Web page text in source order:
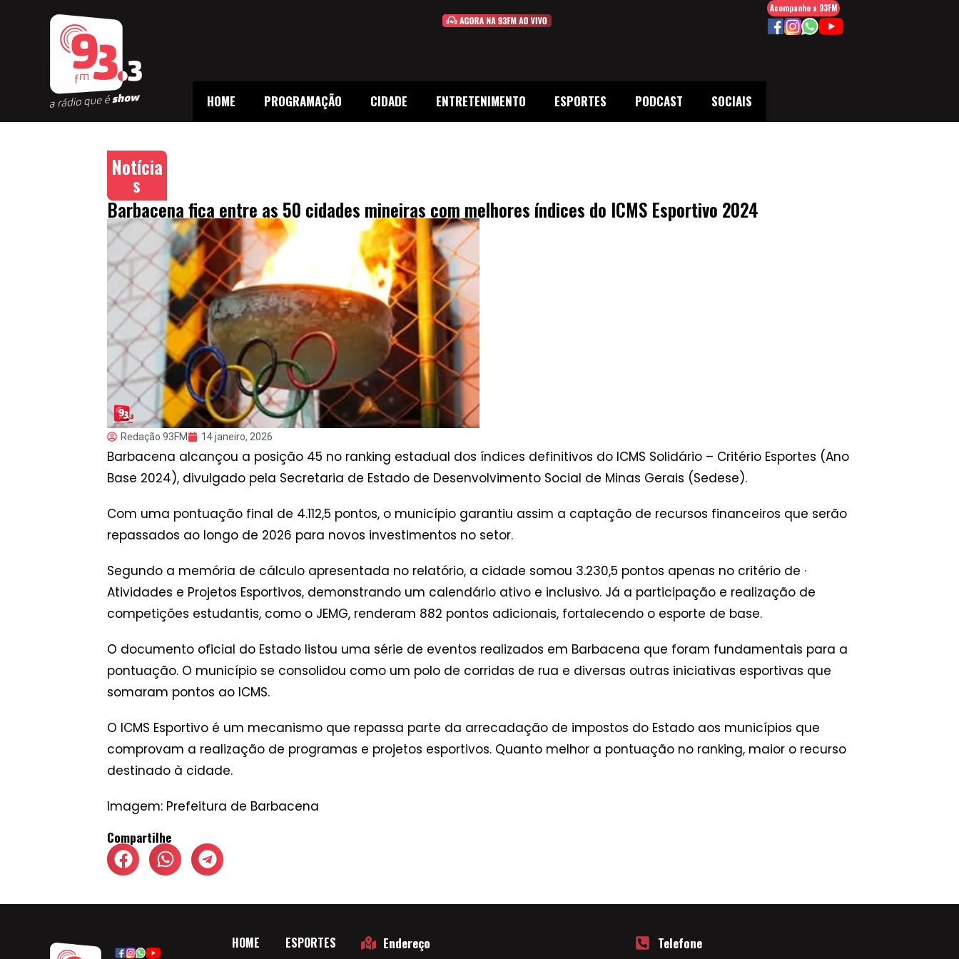
HOME PROGRAMAÇÃO CIDADE ENTRETENIMENTO ESPORTES PODCAST SOCIAIS
Acompanhe a 93FM
Notícia
s
Barbacena fica entre as 50 cidades mineiras com melhores índices do ICMS Esportivo 2024
Redação 93FM 14 janeiro, 2026
Barbacena alcançou a posição 45 no ranking estadual dos índices definitivos do ICMS Solidário – Critério Esportes (Ano
Base 2024), divulgado pela Secretaria de Estado de Desenvolvimento Social de Minas Gerais (Sedese).
Com uma pontuação final de 4.112,5 pontos, o município garantiu assim a captação de recursos financeiros que serão
repassados ao longo de 2026 para novos investimentos no setor.
Segundo a memória de cálculo apresentada no relatório, a cidade somou 3.230,5 pontos apenas no critério de ·
Atividades e Projetos Esportivos, demonstrando um calendário ativo e inclusivo. Já a participação e realização de
competições estudantis, como o JEMG, renderam 882 pontos adicionais, fortalecendo o esporte de base.
O documento oficial do Estado listou uma série de eventos realizados em Barbacena que foram fundamentais para a
pontuação. O município se consolidou como um polo de corridas de rua e diversas outras iniciativas esportivas que
somaram pontos ao ICMS.
O ICMS Esportivo é um mecanismo que repassa parte da arrecadação de impostos do Estado aos municípios que
comprovam a realização de programas e projetos esportivos. Quanto melhor a pontuação no ranking, maior o recurso
destinado à cidade.
Imagem: Prefeitura de Barbacena
Compartilhe
HOME ESPORTES
Endereço
Telefone